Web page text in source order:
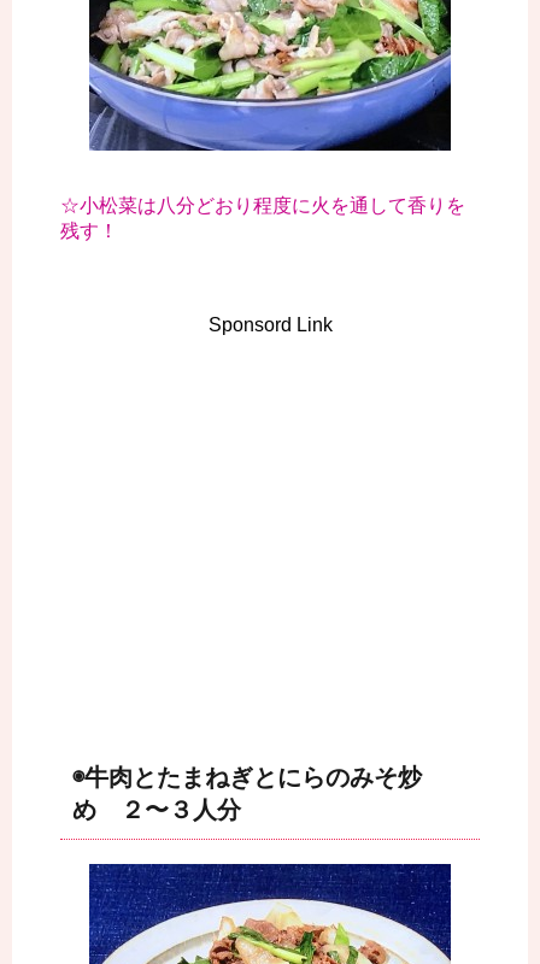
☆小松菜は八分どおり程度に火を通して香りを
残す！
Sponsord Link
◉牛肉とたまねぎとにらのみそ炒
め ２〜３人分